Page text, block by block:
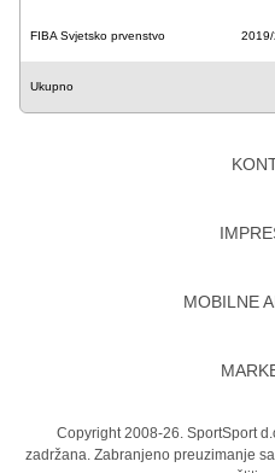
FIBA Svjetsko prvenstvo
Ukupno
MOBILNE
Copyright 2008-26. SportSport
zadržana. Zabranjeno preuzimanje